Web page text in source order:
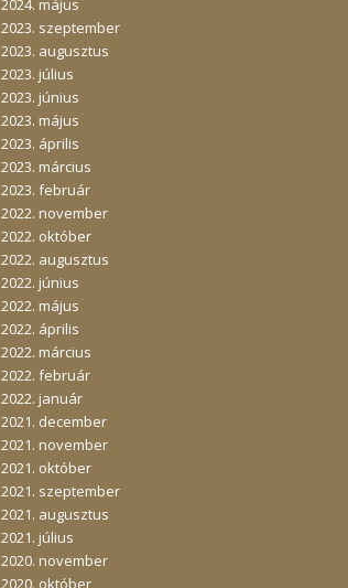
2024. május
2023. szeptember
2023. augusztus
2023. július
2023. június
2023. május
2023. április
2023. március
2023. február
2022. november
2022. október
2022. augusztus
2022. június
2022. május
2022. április
2022. március
2022. február
2022. január
2021. december
2021. november
2021. október
2021. szeptember
2021. augusztus
2021. július
2020. november
2020. október